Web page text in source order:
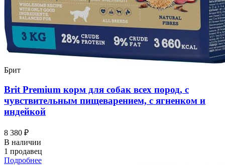
Брит
Brit Premium корм для собак всех пород, с
чувствительным пищеварением, с ягненком и
индейкой
8 380 ₽
В наличии
1 продавец
Подробнее